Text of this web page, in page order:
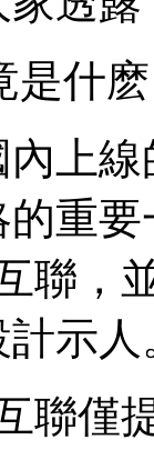
是什
上
重
聯，
示人
聯僅